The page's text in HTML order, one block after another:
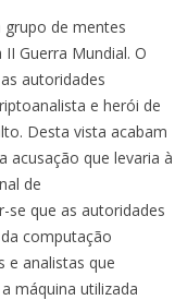
de mentes
Guerra Mundial. O
autoridades
e herói de
Desta vista acabam
acusação que levaria à
de
se que as autoridades
computação
e analistas que
máquina utilizada